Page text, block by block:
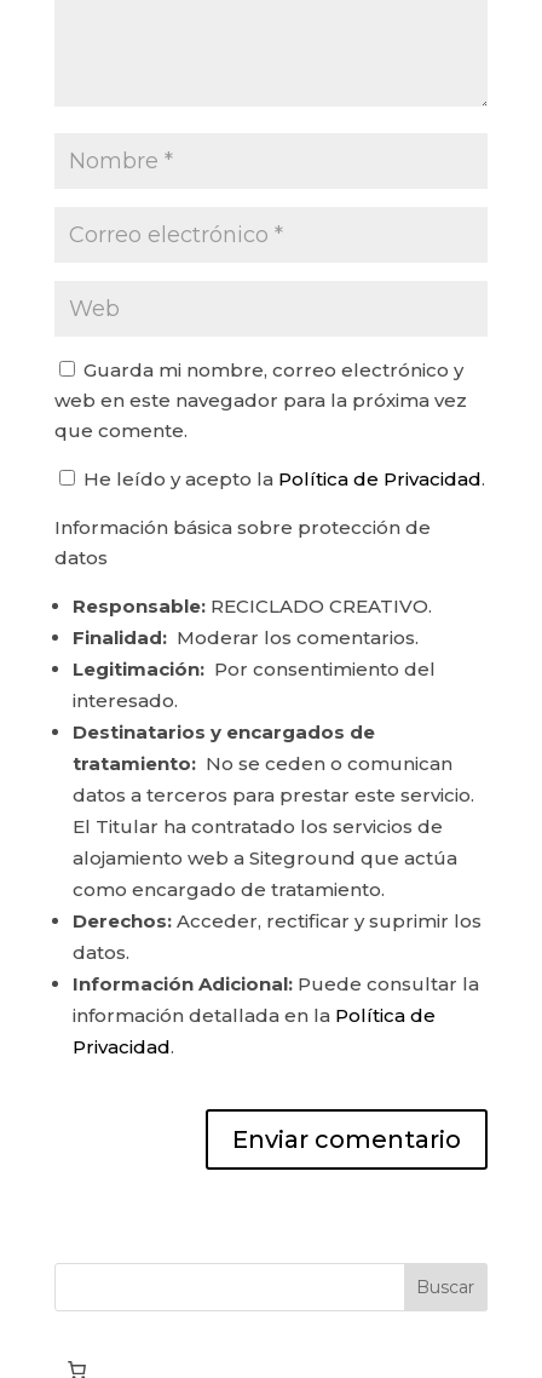
Guarda mi nombre, correo electrónico y
web en este navegador para la próxima vez
que comente.
He leído y acepto la Política de Privacidad.
Información básica sobre protección de
datos
Responsable:RECICLADO CREATIVO.
Finalidad:Moderar los comentarios.
Legitimación:Por consentimiento del
interesado.
Destinatarios y encargados de
tratamiento:No se ceden o comunican
datos a terceros para prestar este servicio.
El Titular ha contratado los servicios de
alojamiento web a Siteground que actúa
como encargado de tratamiento.
Derechos:Acceder, rectificar y suprimir los
datos.
Información Adicional:Puede consultar la
información detallada en la Política de
Privacidad.